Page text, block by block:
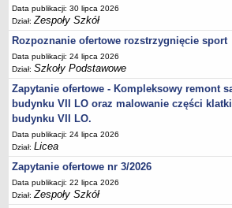
Godziny dyżurów
Ogłoszenia
Zarządzenia
Rejestry, ewidencje, archiwa
Kontrole
PONOWNE WYKORZYSTYWANIE
Sprawozdania
Deklaracja dostępności
DEKLARACJA DOSTĘPNOŚCI
OŚWIADCZENIA MAJĄTKOWE
PONOWNE WYKORZYSTYWANIE
Data publikacji: 30 lipca 2026
Dział:Zespoły Szkół
Rozpoznanie ofertowe rozstrzygnięcie sport
Data publikacji: 24 lipca 2026
Dział:Szkoły Podstawowe
Zapytanie ofertowe - Kompleksowy remont
budynku VII LO oraz malowanie części
budynku VII LO.
Data publikacji: 24 lipca 2026
Dział:Licea
Zapytanie ofertowe nr 3/2026
Data publikacji: 22 lipca 2026
Dział:Zespoły Szkół